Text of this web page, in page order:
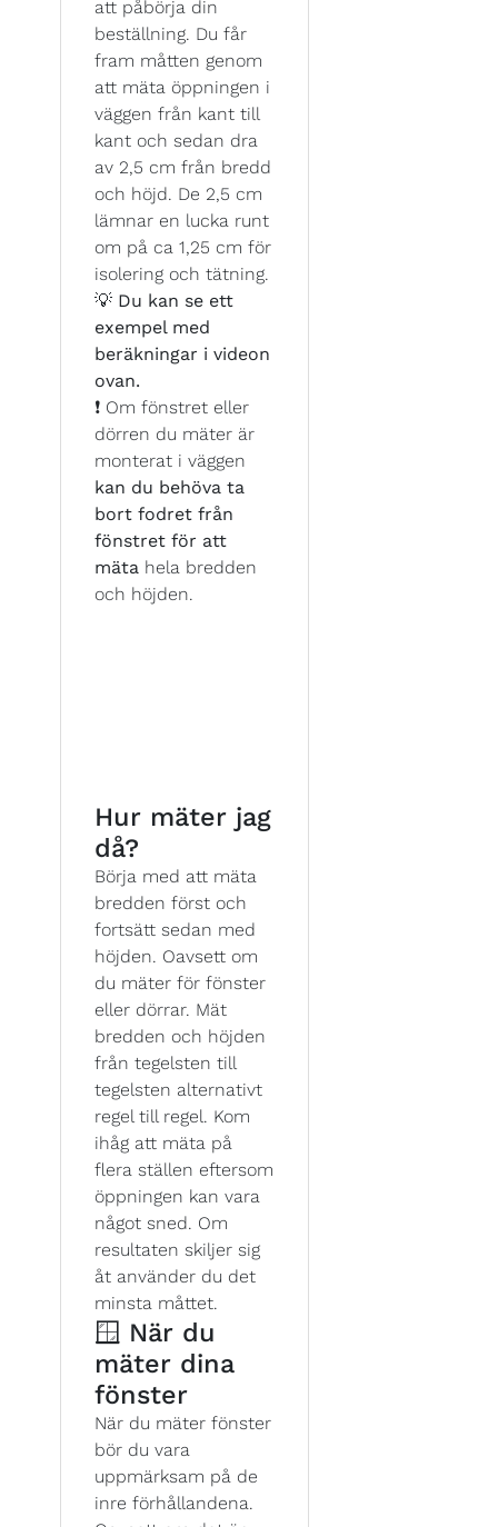
att påbörja din
beställning. Du får
fram måtten genom
att mäta öppningen i
väggen från kant till
kant och sedan dra
av 2,5 cm från bredd
och höjd. De 2,5 cm
lämnar en lucka runt
om på ca 1,25 cm för
isolering och tätning.
💡 Du kan se ett
exempel med
beräkningar i videon
ovan.
❗ Om fönstret eller
dörren du mäter är
monterat i väggen
kan du behöva ta
bort fodret från
fönstret för att
mäta hela bredden
och höjden.
Hur mäter jag
då?
Börja med att mäta
bredden först och
fortsätt sedan med
höjden. Oavsett om
du mäter för fönster
eller dörrar. Mät
bredden och höjden
från tegelsten till
tegelsten alternativt
regel till regel. Kom
ihåg att mäta på
flera ställen eftersom
öppningen kan vara
något sned. Om
resultaten skiljer sig
åt använder du det
minsta måttet.
🪟 När du
mäter dina
fönster
När du mäter fönster
bör du vara
uppmärksam på de
inre förhållandena.